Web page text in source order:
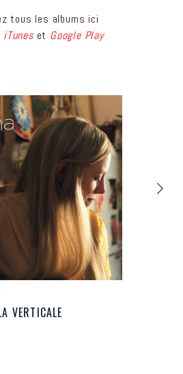
tous les albums ici
iTuneset Google Play
DU PÉLICAN